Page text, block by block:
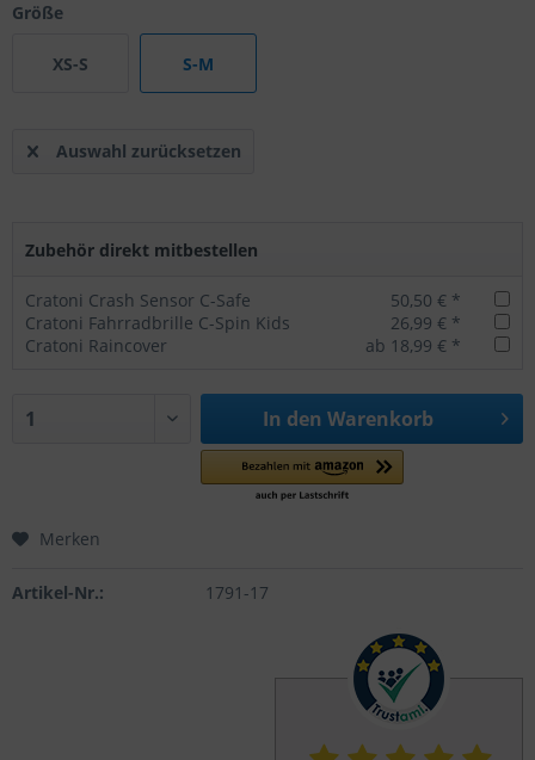
Größe
XS-S S-M
Auswahl zurücksetzen
Zubehör direkt mitbestellen
Cratoni Crash Sensor C-Safe
50,50 € *
Cratoni Fahrradbrille C-Spin Kids
26,99 € *
Cratoni Raincover
ab 18,99 € *
In den Warenkorb
Merken
Artikel-Nr.: 1791-17